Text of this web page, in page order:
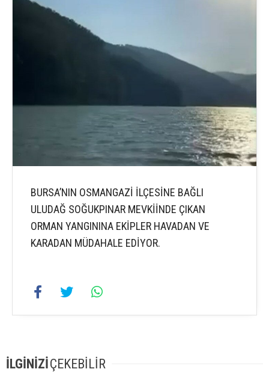
BURSA’NIN OSMANGAZİ İLÇESİNE BAĞLI
ULUDAĞ SOĞUKPINAR MEVKİİNDE ÇIKAN
ORMAN YANGININA EKİPLER HAVADAN VE
KARADAN MÜDAHALE EDİYOR.
İLGİNİZİÇEKEBİLİR